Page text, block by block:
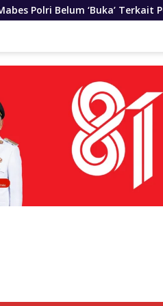
Pemeriksaan Kapolresta